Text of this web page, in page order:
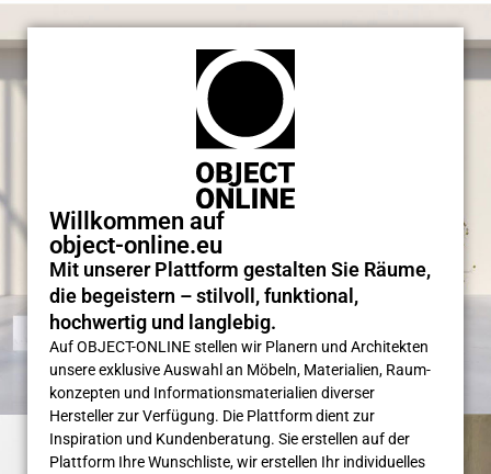
Willkommen auf
object-online.eu
Mit unserer Plattform gestalten Sie Räume,
die begeistern – stilvoll, funktional,
hochwertig und langlebig.
Auf OBJECT-ONLINE stellen wir Planern und Architekten
unsere exklusive Auswahl an Möbeln, Materialien, Raum­
konzepten und Informations­materialien diverser
Hersteller zur Verfügung. Die Plattform dient zur
Inspiration und Kunden­beratung. Sie erstellen auf der
Plattform Ihre Wunsch­liste, wir erstellen Ihr individuelles